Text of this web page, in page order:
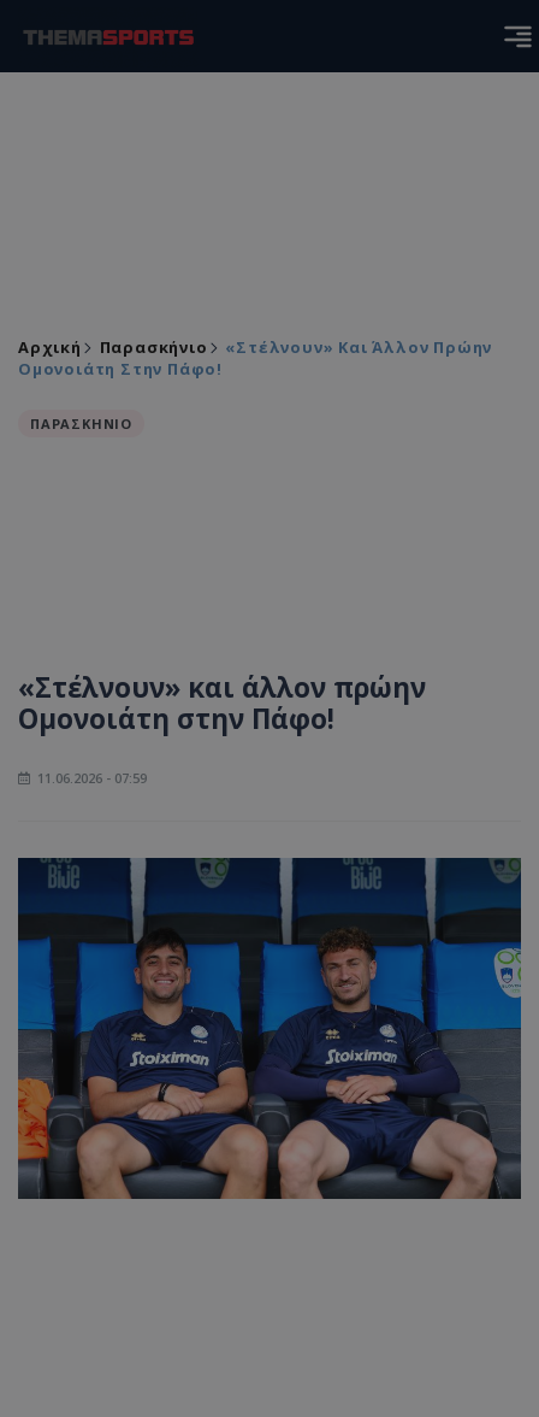
Αρχική Παρασκήνιο
«Στέλνουν» Και Άλλον Πρώην
Ομονοιάτη Στην Πάφο!
ΠΑΡΑΣΚΗΝΙΟ
«Στέλνουν» και άλλον πρώην
Ομονοιάτη στην Πάφο!
11.06.2026 - 07:59